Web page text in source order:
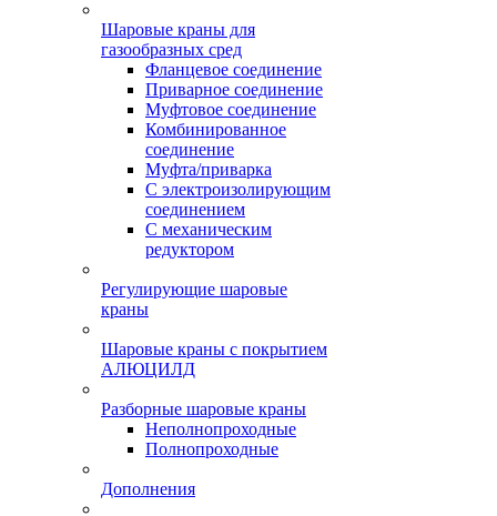
Шаровые краны для
газообразных сред
Фланцевое соединение
Приварное соединение
Муфтовое соединение
Комбинированное
соединение
Муфта/приварка
С электроизолирующим
соединением
С механическим
редуктором
Регулирующие шаровые
краны
Шаровые краны с покрытием
АЛЮЦИЛД
Разборные шаровые краны
Неполнопроходные
Полнопроходные
Дополнения